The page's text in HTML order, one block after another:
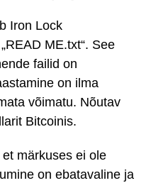
Iron Lock
ME.txt“. See
failid on
on ilma
võimatu. Nõutav
Bitcoinis.
märkuses ei ole
on ebatavaline ja